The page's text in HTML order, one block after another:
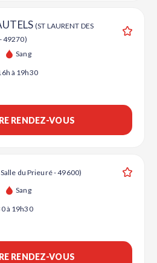
(ST LAURENT DES
49270)
Sang
à 19h30
RENDEZ-VOUS
Salle du Prieuré - 49600)
Sang
à 19h30
RENDEZ-VOUS